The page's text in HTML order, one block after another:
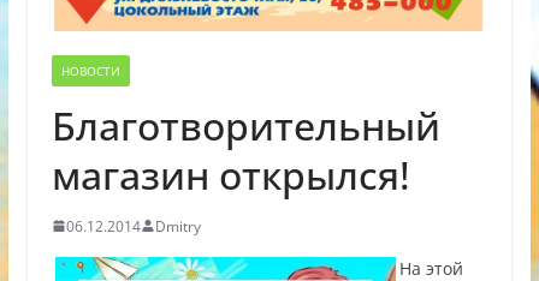
НОВОСТИ
Благотворительный
магазин открылся!
06.12.2014 Dmitry
На этой